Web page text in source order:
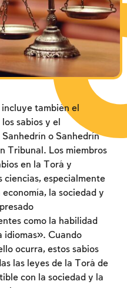
del Templo
también el
sabios y el
o Sanhedrín
Tribunal. Los miembros
en la Torá y
ciencias, especialmente
la sociedad y
como la habilidad
idiomas». Cuando
ocurra, estos sabios
las leyes de la Torá de
con la sociedad y la